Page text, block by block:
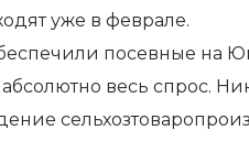
уже в феврале.
посевные на
весь спрос.